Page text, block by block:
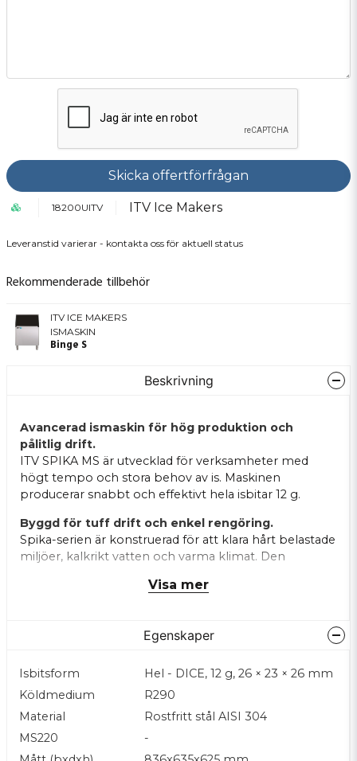
Skicka offertförfrågan
18200UITV ITV Ice Makers
Leveranstid varierar - kontakta oss för aktuell status
Rekommenderade tillbehör
ITV ICE MAKERS
ISMASKIN
Binge S
Beskrivning
Avancerad ismaskin för hög produktion och
pålitlig drift.
ITV SPIKA MS är utvecklad för verksamheter med
högt tempo och stora behov av is. Maskinen
producerar snabbt och effektivt hela isbitar 12 g.
Byggd för tuff drift och enkel rengöring.
Spika-serien är konstruerad för att klara hårt belastade
miljöer, kalkrikt vatten och varma klimat. Den
kondensor säkerställer stabil drift även under
hålla produktionen igång utan avbrott.
Effektivitet:
Utrustad för att klara höga
omgivningstemperaturer rekommenderat
max +43 °C.
Användarvänlig:
Visa mer
Egenskaper
Isbitsform
Hel - DICE, 12 g, 26 × 23 × 26 mm
Köldmedium
R290
Material
Rostfritt stål AISI 304
MS220
-